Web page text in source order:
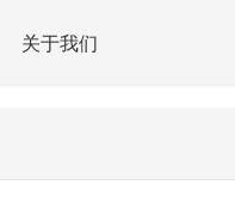
关于我们